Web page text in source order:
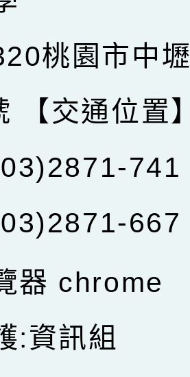
桃園市中
【交通位置
741
667
器 chrome
:資訊組